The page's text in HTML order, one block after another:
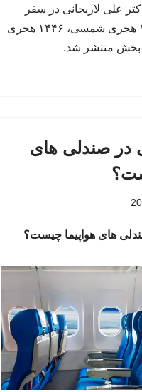
علی لاریجانی در سفر
اربعین سال ۱۴۰۳ هجری شمسی، ۱۴۴۶ هجری
منتشر شد.
در صندلی های
های هواپیما چیست؟